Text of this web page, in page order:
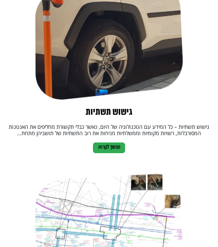
גישוש תשתיות
גישוש תשתיות – כל המידע עם הטכנולוגיה של היום, כאשר כבלי תקשורת מחליפים את האנטנות
המסורבלות, רשויות מקומיות וממשלתיות מניחות את רוב התשתיות של תושביהן מתחת...
המשך לקרוא